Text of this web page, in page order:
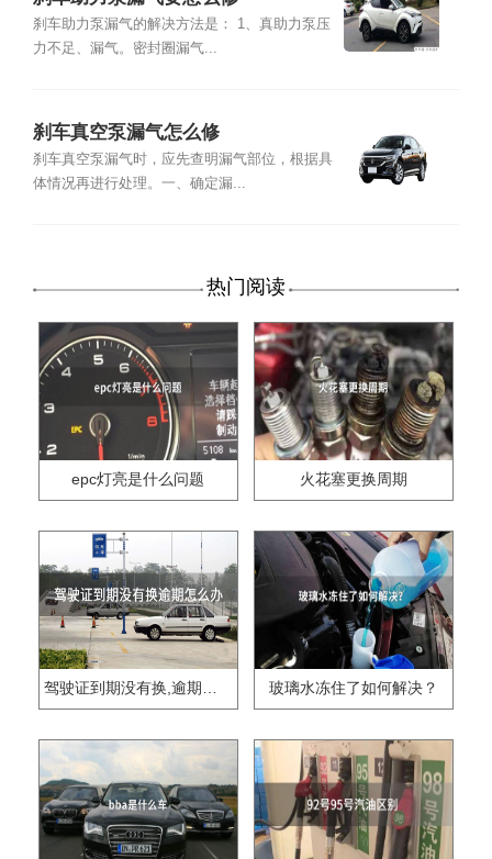
刹车助力泵漏气的解决方法是： 1、真助力泵压
力不足、漏气。密封圈漏气...
刹车真空泵漏气怎么修
刹车真空泵漏气时，应先查明漏气部位，根据具
体情况再进行处理。一、确定漏...
热门阅读
epc灯亮是什么问题 火花塞更换周期
驾驶证到期没有换,逾期怎么办?? 玻璃水冻住了如何解决？